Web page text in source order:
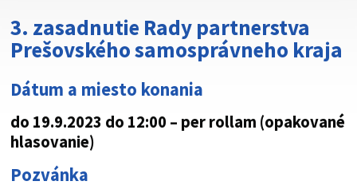
3. zasadnutie Rady partnerstva
Prešovského samosprávneho kraja
Dátum a miesto konania
do 19.9.2023 do 12:00 – per rollam (opakované
hlasovanie)
Pozvánka